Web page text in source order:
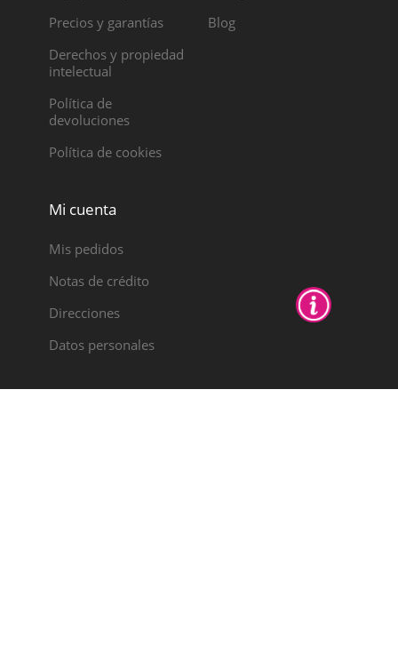
Precios y garantías
Derechos y propiedad
intelectual
Política de
devoluciones
Política de cookies
Blog
Mi cuenta
Mis pedidos
Notas de crédito
Direcciones
Datos personales